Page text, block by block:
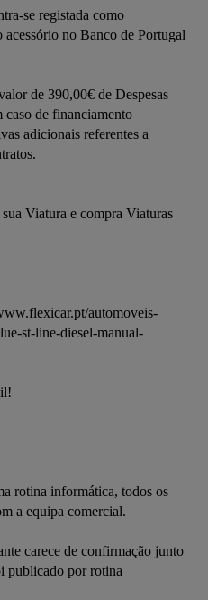
se registada como
no Banco de Portugal
de 390,00€ de Despesas
de financiamento
adicionais referentes a
Viatura e compra Viaturas
automoveis-
st-line-diesel-manual-
rotina informática, todos os
a equipa comercial.
publicado por rotina